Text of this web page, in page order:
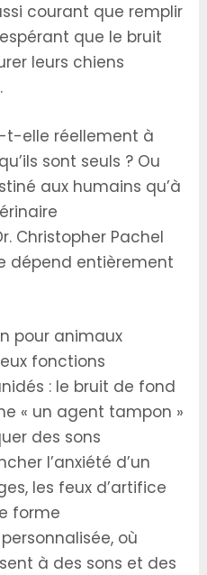
courant que remplir
que le bruit
leurs chiens
t-elle réellement à
sont seuls ? Ou
aux humains qu’à
Christopher Pachel
dépend entièrement
pour animaux
fonctions
: le bruit de fond
« un agent tampon »
des sons
l’anxiété d’un
les feux d’artifice
forme
où
à des sons et des